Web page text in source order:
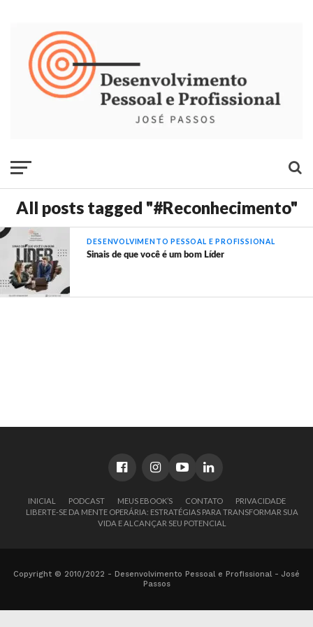
All posts tagged "#Reconhecimento"
DESENVOLVIMENTO PESSOAL E PROFISSIONAL
Sinais de que você é um bom Líder
INICIAL PODCAST MEUS EBOOK’S CONTATO
PRIVACIDADE
LIBERTE-SE DA MENTE OPERÁRIA: ESTRATÉGIAS PARA TRANSFORMAR SUA
VIDA E ALCANÇAR SEU POTENCIAL
Copyright © 2010/2022 - Desenvolvimento Pessoal e Profissional - José
Passos